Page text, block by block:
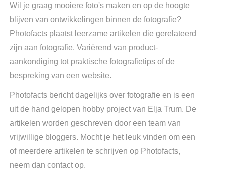
Wil je graag mooiere foto's maken en op de hoogte
blijven van ontwikkelingen binnen de fotografie?
Photofacts plaatst leerzame artikelen die gerelateerd
zijn aan fotografie. Variërend van product-
aankondiging tot praktische fotografietips of de
bespreking van een website.
Photofacts bericht dagelijks over fotografie en is een
uit de hand gelopen hobby project van Elja Trum. De
artikelen worden geschreven door een team van
vrijwillige bloggers. Mocht je het leuk vinden om een
of meerdere artikelen te schrijven op Photofacts,
neem dan contact op.